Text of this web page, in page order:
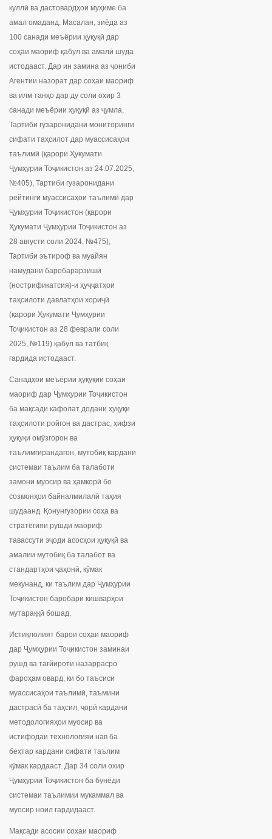
куллӣ ва дастовардҳои муҳиме ба
амал омаданд. Масалан, зиёда аз
100 санади меъёрии ҳуқуқӣ дар
соҳаи маориф қабул ва амалӣ шуда
истодааст. Дар ин замина аз ҷониби
Агентии назорат дар соҳаи маориф
ва илм танҳо дар ду соли охир 3
санади меъёрии ҳуқуқӣ аз ҷумла,
Тартиби гузаронидани мониторинги
сифати таҳсилот дар муассисаҳои
таълимӣ (қарори Ҳукумати
Ҷумҳурии Тоҷикистон аз 24.07.2025,
№405), Тартиби гузаронидани
рейтинги муассисаҳои таълимӣ дар
Ҷумҳурии Тоҷикистон (қарори
Ҳукумати Ҷумҳурии Тоҷикистон аз
28 августи соли 2024, №475),
Тартиби эътироф ва муайян
намудани баробарарзишӣ
(нострификатсия)-и ҳуҷҷатҳои
таҳсилоти давлатҳои хориҷӣ
(қарори Ҳукумати Ҷумҳурии
Тоҷикистон аз 28 феврали соли
2025, №119) қабул ва татбиқ
гардида истодааст.
Санадҳои меъёрии ҳуқуқии соҳаи
маориф дар Ҷумҳурии Тоҷикистон
ба мақсади кафолат додани ҳуқуқи
таҳсилоти ройгон ва дастрас, ҳифзи
ҳуқуқи омӯзгорон ва
таълимгирандагон, мутобиқ кардани
системаи таълим ба талаботи
замони муосир ва ҳамкорӣ бо
созмонҳои байналмилалӣ таҳия
шудаанд. Қонунгузории соҳа ва
стратегияи рушди маориф
тавассути эҷоди асосҳои ҳуқуқӣ ва
амалии мутобиқ ба талабот ва
стандартҳои ҷаҳонӣ, кӯмак
мекунанд, ки таълим дар Ҷумҳурии
Тоҷикистон баробари кишварҳои
мутараққӣ бошад.
Истиқлолият барои соҳаи маориф
дар Ҷумҳурии Тоҷикистон заминаи
рушд ва тағйироти назаррасро
фароҳам овард, ки бо таъсиси
муассисаҳои таълимӣ, таъмини
дастрасӣ ба таҳсил, ҷорӣ кардани
методологияҳои муосир ва
истифодаи технологияи нав ба
беҳтар кардани сифати таълим
кӯмак кардааст. Дар 34 соли охир
Ҷумҳурии Тоҷикистон ба бунёди
системаи таълимии мукаммал ва
муосир ноил гардидааст.
Мақсади асосии соҳаи маориф